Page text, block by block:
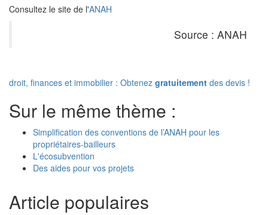
Consultez le site de l'ANAH
Source : ANAH
droit, finances et immobilier : Obtenez gratuitement des devis !
Sur le même thème :
Simplification des conventions de l’ANAH pour les
propriétaires-bailleurs
L'écosubvention
Des aides pour vos projets
Article populaires